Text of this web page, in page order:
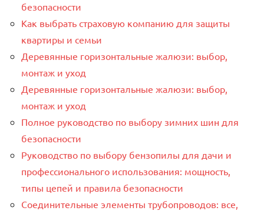
безопасности
Как выбрать страховую компанию для защиты
квартиры и семьи
Деревянные горизонтальные жалюзи: выбор,
монтаж и уход
Деревянные горизонтальные жалюзи: выбор,
монтаж и уход
Полное руководство по выбору зимних шин для
безопасности
Руководство по выбору бензопилы для дачи и
профессионального использования: мощность,
типы цепей и правила безопасности
Соединительные элементы трубопроводов: все,